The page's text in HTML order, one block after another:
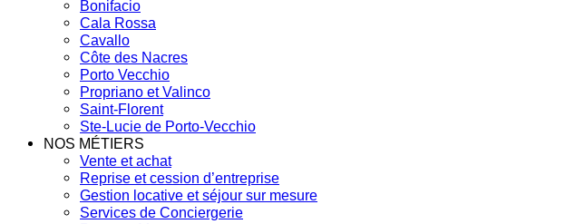
Bonifacio
Cala Rossa
Cavallo
Côte des Nacres
Porto Vecchio
Propriano et Valinco
Saint-Florent
Ste-Lucie de Porto-Vecchio
NOS MÉTIERS
Vente et achat
Reprise et cession d’entreprise
Gestion locative et séjour sur mesure
Services de Conciergerie